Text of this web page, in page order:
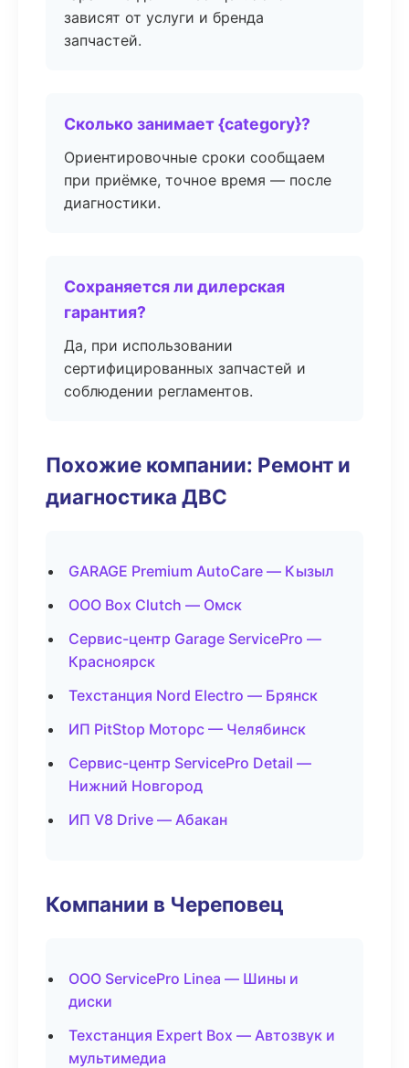
зависят от услуги и бренда
запчастей.
Сколько занимает {category}?
Ориентировочные сроки сообщаем
при приёмке, точное время — после
диагностики.
Сохраняется ли дилерская
гарантия?
Да, при использовании
сертифицированных запчастей и
соблюдении регламентов.
Похожие компании: Ремонт и
диагностика ДВС
GARAGE Premium AutoCare — Кызыл
ООО Box Clutch — Омск
Сервис-центр Garage ServicePro —
Красноярск
Техстанция Nord Electro — Брянск
ИП PitStop Моторс — Челябинск
Сервис-центр ServicePro Detail —
Нижний Новгород
ИП V8 Drive — Абакан
Компании в Череповец
ООО ServicePro Linea — Шины и
диски
Техстанция Expert Box — Автозвук и
мультимедиа